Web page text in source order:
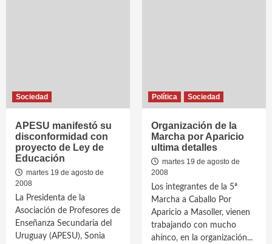
Sociedad
APESU manifestó su
disconformidad con
proyecto de Ley de
Educación
martes 19 de agosto de
2008
La Presidenta de la
Asociación de Profesores de
Enseñanza Secundaria del
Uruguay (APESU), Sonia
Política Sociedad
Organización de la
Marcha por Aparicio
ultima detalles
martes 19 de agosto de
2008
Los integrantes de la 5ª
Marcha a Caballo Por
Aparicio a Masoller, vienen
trabajando con mucho
ahínco, en la organización...